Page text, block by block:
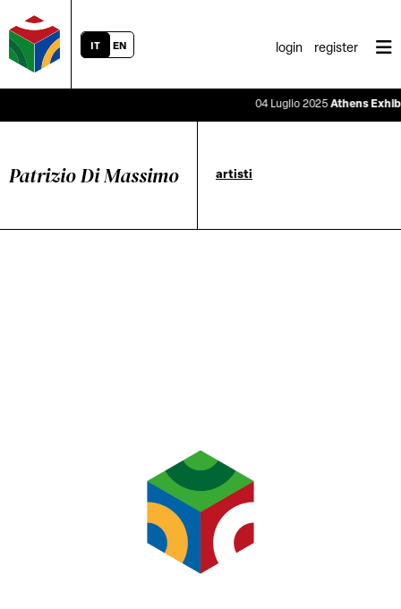
IT EN login register
04 Luglio 2025Athens
Patrizio Di Massimo artisti